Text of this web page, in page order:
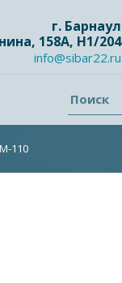
г. Барнаул
158А, Н1/204
info@sibar22.ru
Поиск
110